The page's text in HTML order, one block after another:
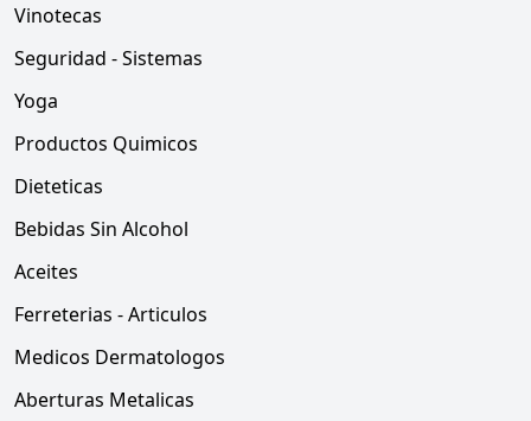
Vinotecas
Seguridad - Sistemas
Yoga
Productos Quimicos
Dieteticas
Bebidas Sin Alcohol
Aceites
Ferreterias - Articulos
Medicos Dermatologos
Aberturas Metalicas